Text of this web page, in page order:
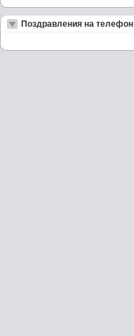
Поздравления на телефон